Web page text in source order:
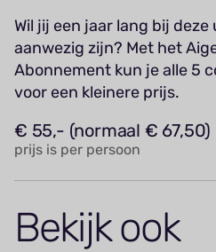
Wil jij een jaar lang bij
aanwezig zijn? Met het
Abonnement kun je alle 5
voor een kleinere prijs.
€ 55,- (normaal € 67,50)
prijs is per persoon
Bekijk ook